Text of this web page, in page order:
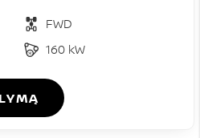
FWD
160 kW